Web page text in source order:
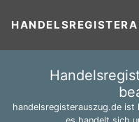
handelsregisterauszug.de ist